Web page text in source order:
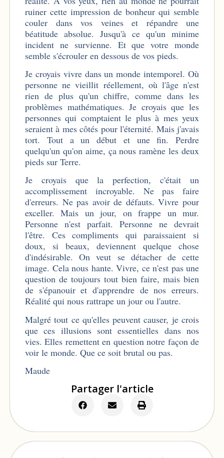
ruiner cette impression de bonheur qui semble
couler dans vos veines et répandre une
béatitude absolue. Jusqu'à ce qu'un minime
incident ne survienne. Et que votre monde
semble s'écrouler en dessous de vos pieds.
Je croyais vivre dans un monde intemporel. Où
personne ne vieillit réellement, où l'âge n'est
rien de plus qu'un chiffre, comme dans les
problèmes mathématiques. Je croyais que les
personnes qui comptaient le plus à mes yeux
seraient à mes côtés pour l'éternité. Mais j'avais
tort. Tout a un début et une fin. Perdre
quelqu'un qu'on aime, ça nous ramène les deux
pieds sur Terre.
Je croyais que la perfection, c'était un
accomplissement incroyable. Ne pas faire
d'erreurs. Ne pas avoir de défauts. Vivre pour
exceller. Mais un jour, on frappe un mur.
Personne n'est parfait. Personne ne devrait
l'être. Ces compliments qui paraissaient si
doux, si beaux, deviennent quelque chose
d'indésirable. On veut se détacher de cette
image. Cela nous hante. Vivre, ce n'est pas une
question de toujours tout bien faire, mais bien
de s'épanouir et d'apprendre de nos erreurs.
Réalité qui nous rattrape un jour ou l'autre.
Malgré tout ce qu'elles peuvent causer, je crois
que ces illusions sont essentielles dans nos
vies. Elles remettent en question notre façon de
voir le monde. Que ce soit brutal ou pas.
Maude
Partager l'article